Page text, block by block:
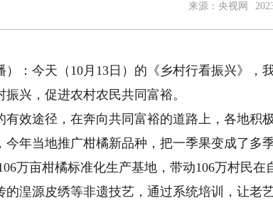
来源： 央视网
）：今天（10月13日）的《乡村行看振兴》，
兴，促进农村农民共同富裕。
途径，在奔向共同富裕的道路上，各地积
今年当地推广柑橘新品种，把一季果变成了多
万亩柑橘标准化生产基地，带动106万村民在
源皮绣等非遗技艺，通过系统培训，让老